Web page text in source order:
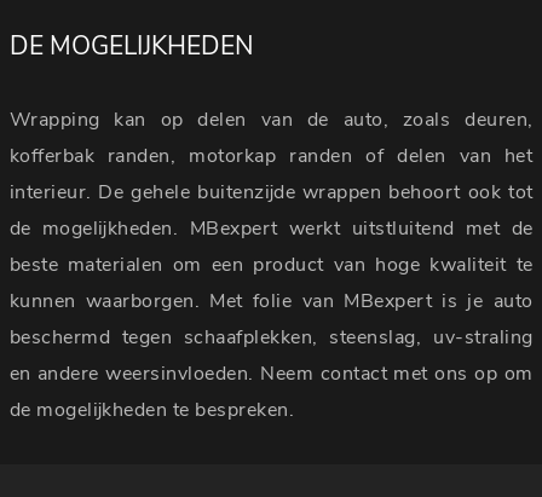
DE MOGELIJKHEDEN
Wrapping kan op delen van de auto, zoals deuren,
kofferbak randen, motorkap randen of delen van het
interieur. De gehele buitenzijde wrappen behoort ook tot
de mogelijkheden. MBexpert werkt uitstluitend met de
beste materialen om een product van hoge kwaliteit te
kunnen waarborgen. Met folie van MBexpert is je auto
beschermd tegen schaafplekken, steenslag, uv-straling
en andere weersinvloeden. Neem contact met ons op om
de mogelijkheden te bespreken.